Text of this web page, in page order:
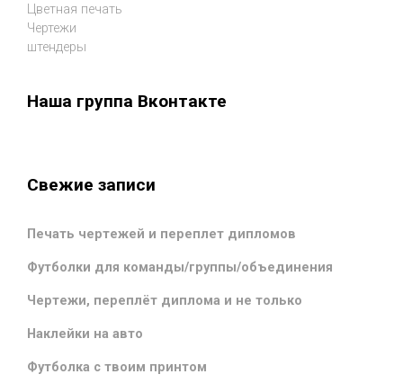
Цветная печать
Чертежи
штендеры
Наша группа Вконтакте
Свежие записи
Печать чертежей и переплет дипломов
Футболки для команды/группы/объединения
Чертежи, переплёт диплома и не только
Наклейки на авто
Футболка с твоим принтом